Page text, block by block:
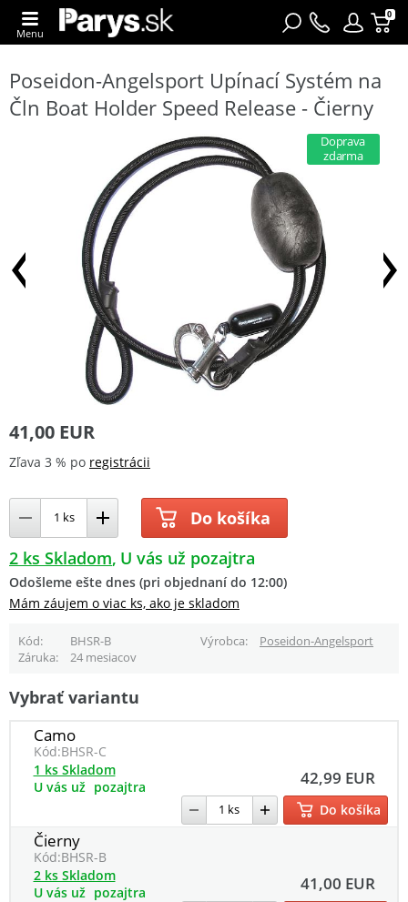
0
Menu
Poseidon-Angelsport Upínací Systém na
Čln Boat Holder Speed Release - Čierny
Doprava
zdarma
41,00 EUR
Zľava 3 % po registrácii
Do košíka
2 ks Skladom U vás už pozajtra
Odošleme ešte dnes (pri objednaní do 12:00)
Mám záujem o viac ks, ako je skladom
Kód BHSR-B Výrobca
Poseidon-Angelsport
Záruka
24 mesiacov
Vybrať variantu
Camo
Kód:BHSR-C
42,99 EUR
1 ks Skladom
U vás už pozajtra
Do košíka
Čierny
Kód:BHSR-B
41,00 EUR
2 ks Skladom
U vás už pozajtra